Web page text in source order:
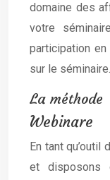
domaine des
votre
participation
sur le séminaire.
La méthode
Webinare
En tant
et disposons